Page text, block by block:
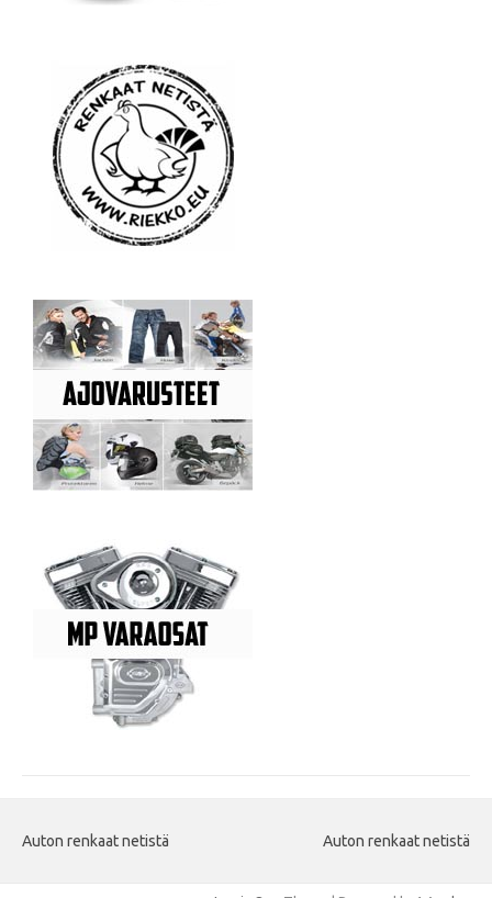
Auton renkaat netistä Auton renkaat netistä